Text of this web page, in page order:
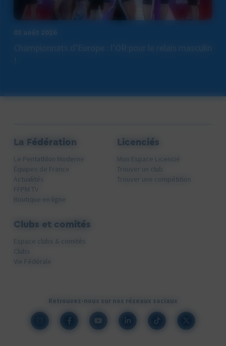
Championnats d’Europe : l’OR pour le relais masculin
La Fédération
Le Pentathlon Moderne
Équipes de France
Actualités
FFPM TV
Boutique en ligne
Licenciés
Mon Espace Licencié
Trouver un club
Trouver une compétition
Clubs et comités
Espace clubs & comités
Clubs
Vie Fédérale
Retrouvez-nous sur nos réseaux sociaux